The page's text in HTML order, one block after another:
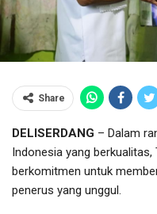
Share
DELISERDANG – Dalam
Indonesia yang berkualitas,
berkomitmen untuk
penerus yang unggul.